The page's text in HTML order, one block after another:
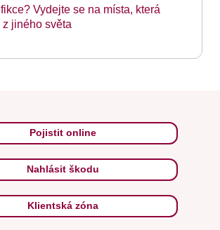
Vydejte se na místa, která
jiného světa
Pojistit online
Nahlásit škodu
Klientská zóna